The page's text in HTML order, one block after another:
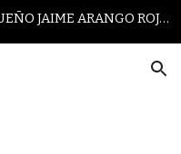
INSTITUCIÓN EDUCATIVA FONTIDUEÑO JAIME ARANGO ROJAS